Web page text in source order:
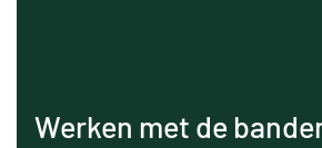
Werken met de